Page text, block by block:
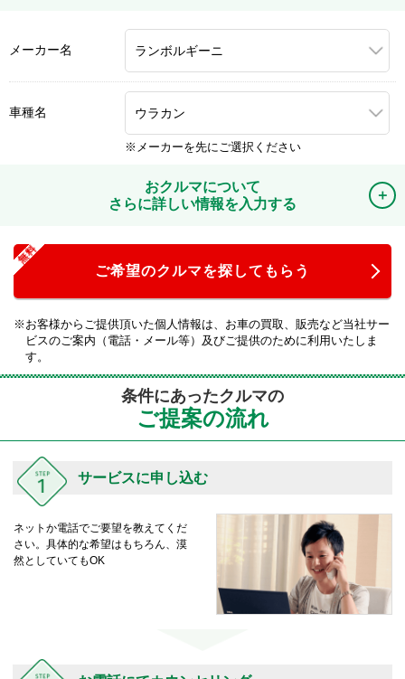
メーカー名
車種名
メーカーを先にご選択ください
おクルマについて
さらに詳しい情報を入力する
お客様からご提供頂いた個人情報は、お車の買取、販売など当社サー
ビスのご案内（電話・メール等）及びご提供のために利用いたしま
す。
条件にあったクルマの
ご提案の流れ
サービスに申し込む
ネットか電話でご要望を教えてくだ
さい。具体的な希望はもちろん、漠
然としていてもOK